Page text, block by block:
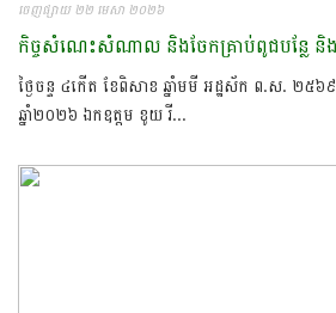
ចេញផ្សាយ ២២ មេសា ២០២៦
ថ្ងៃចន្ទ ៤កើត ខែពិសាខ ឆ្នាំមមី អដ្ឋស័ក ព.ស. ២៥៦
ឆ្នាំ២០២៦ ឯកឧត្តម ខូយ​ រី...